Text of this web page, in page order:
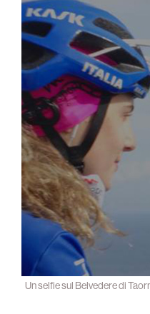
Un selfie sul Belvedere di